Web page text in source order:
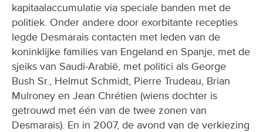
kapitaalaccumulatie via speciale banden met de
politiek. Onder andere door exorbitante recepties
legde Desmarais contacten met leden van de
koninklijke families van Engeland en Spanje, met de
sjeiks van Saudi-Arabië, met politici als George
Bush Sr., Helmut Schmidt, Pierre Trudeau, Brian
Mulroney en Jean Chrétien (wiens dochter is
getrouwd met één van de twee zonen van
Desmarais). En in 2007, de avond van de verkiezing